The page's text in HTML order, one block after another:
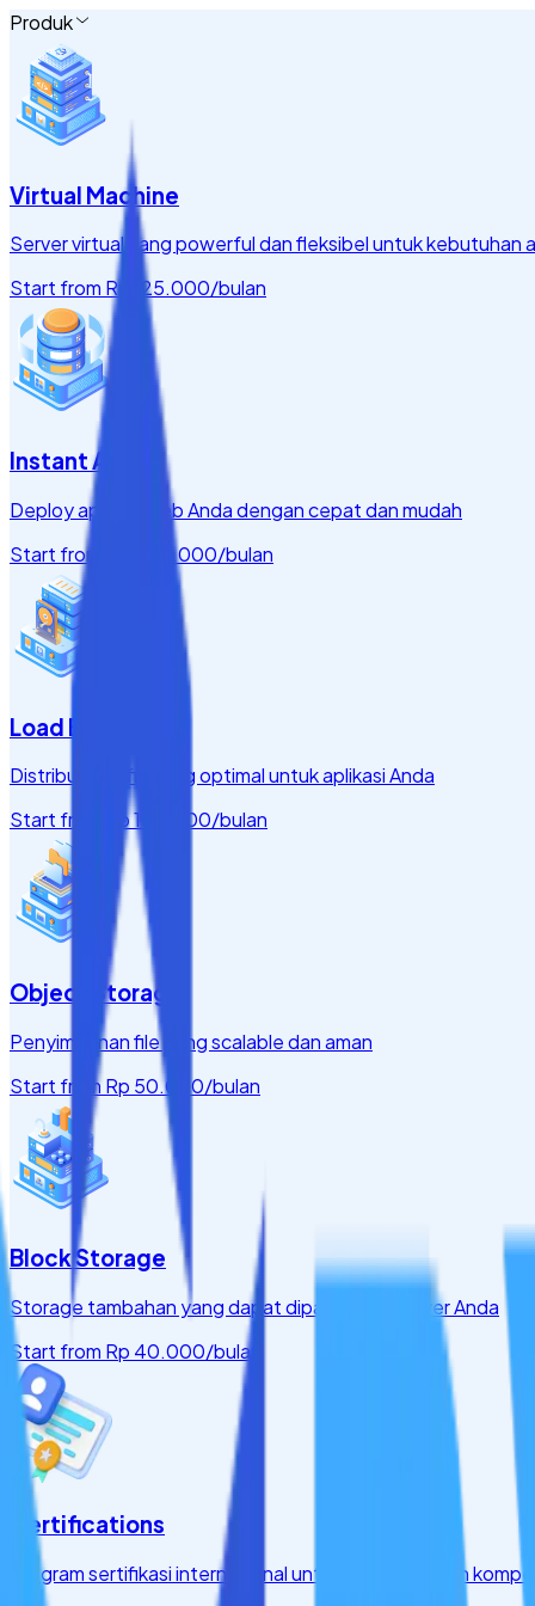
Produk
Virtual Machine
Server virtual yang powerful dan fleksibel untuk kebutuhan
Start from Rp 125.000/bulan
Instant App
Deploy aplikasi web Anda dengan cepat dan mudah
Start from
Rp 200.000/bulan
Load Balancer
Distribusi traffic yang optimal untuk aplikasi Anda
Start from
Rp 150.000/bulan
Object Storage
Penyimpanan file yang scalable dan aman
Start fromRp 50.000/bulan
Block Storage
Storage tambahan yang dapat dipasang ke server Anda
Start from Rp 40.000/bulan
Certifications
Program sertifikasi internasional untuk meningkatkan